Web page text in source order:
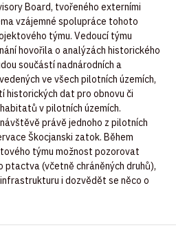
Board, tvořeného externími
vzájemné spolupráce tohoto
týmu. Vedoucí týmu
hovořila o analýzách historického
součástí nadnárodních a
ve všech pilotních územích,
historických dat pro obnovu či
v pilotních územích.
právě jednoho z pilotních
Škocjanski zatok. Během
týmu možnost pozorovat
ptactva (včetně chráněných druhů),
i dozvědět se něco o